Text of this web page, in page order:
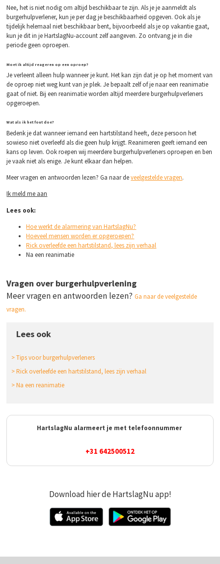
Nee, het is niet nodig om altijd beschikbaar te zijn. Als je je aanmeldt als
burgerhulpverlener, kun je per dag je beschikbaarheid opgeven. Ook als je
tijdelijk helemaal niet beschikbaar bent, bijvoorbeeld als je op vakantie gaat,
kun je dit in je HartslagNu-account zelf aangeven. Zo ontvang je in die
periode geen oproepen.
Moet ik altijd reageren op een oproep?
Je verleent alleen hulp wanneer je kunt. Het kan zijn dat je op het moment van
de oproep niet weg kunt van je plek. Je bepaalt zelf of je naar een reanimatie
gaat of niet. Bij een reanimatie worden altijd meerdere burgerhulpverleners
opgeroepen.
Wat als ik het fout doe?
Bedenk je dat wanneer iemand een hartstilstand heeft, deze persoon het
sowieso niet overleefd als die geen hulp krijgt. Reanimeren geeft iemand een
kans op leven. Ook roepen wij meerdere burgerhulpverleners oproepen en ben
je vaak niet als enige. Je kunt elkaar dan helpen.
Meer vragen en antwoorden lezen? Ga naar deveelgestelde vragen.
Ik meld me aan
Lees ook:
Hoe werkt de alarmering van HartslagNu?
Hoeveel mensen worden er opgeroepen?
Rick overleefde een hartstilstand, lees zijn verhaal
Na een reanimatie
Vragen over burgerhulpverlening
Meer vragen en antwoorden lezen?Ga naar de veelgestelde
vragen.
Lees ook
> Tips voor burgerhulpverleners
> Rick overleefde een hartstilstand, lees zijn verhaal
> Na een reanimatie
HartslagNu alarmeert je met telefoonnummer
+31 642500512​
Download hier de HartslagNu app!